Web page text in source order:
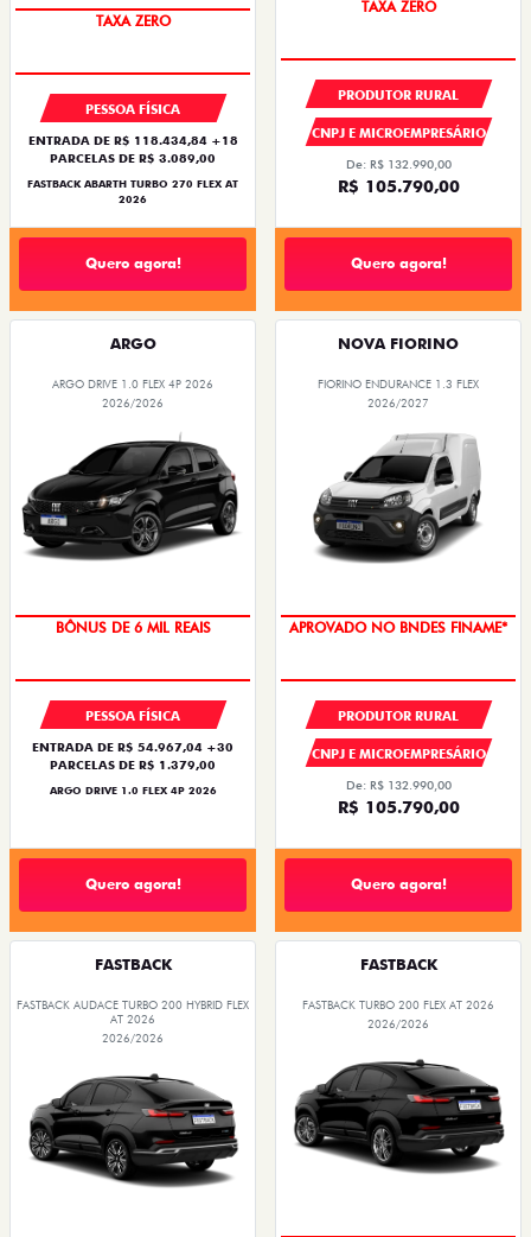
SAIA DE FIAT 0KM
PESSOA FÍSICA
ENTRADA DE R$ 118.434,84 +18
PARCELAS DE R$ 3.089,00
FASTBACK ABARTH TURBO 270 FLEX AT
2026
Quero agora!
TAXA ZERO
PRODUTOR RURAL
CNPJ E MICROEMPRESÁRIO
De: R$ 132.990,00
R$ 105.790,00
Quero agora!
ARGO
ARGO DRIVE 1.0 FLEX 4P 2026
2026/2026
TAXA ZERO
PESSOA FÍSICA
ENTRADA DE R$ 54.967,04 +30
PARCELAS DE R$ 1.379,00
ARGO DRIVE 1.0 FLEX 4P 2026
Quero agora!
NOVA FIORINO
FIORINO ENDURANCE 1.3 FLEX
2026/2027
APROVADO NO BNDES FINAME*
PRODUTOR RURAL
CNPJ E MICROEMPRESÁRIO
De: R$ 132.990,00
R$ 105.790,00
Quero agora!
FASTBACK
FASTBACK AUDACE TURBO 200 HYBRID FLEX
AT 2026
2026/2026
FASTBACK
FASTBACK TURBO 200 FLEX AT 2026
2026/2026